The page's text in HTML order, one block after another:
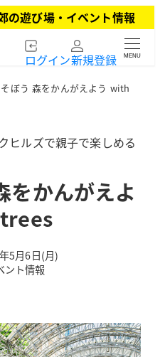
の遊び場・イベント情報
ログイン新規登録 MENU
ぼう 森をかんがえよう with
ヒルズで親子で楽しめる
をかんがえよ
5月6日(月)
ー
ント情報